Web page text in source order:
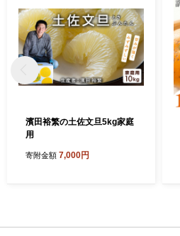
濱田裕繁の土佐文旦5kg家庭
用
寄附金額 7,000円